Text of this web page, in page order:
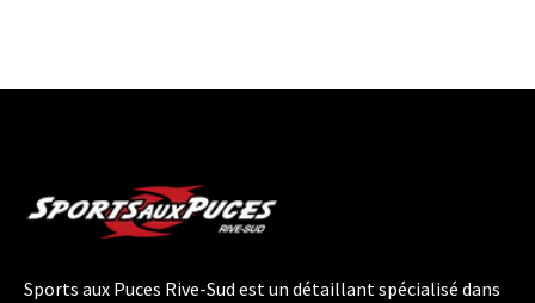
Sports aux Puces Rive-Sud est un détaillant spécialisé dans